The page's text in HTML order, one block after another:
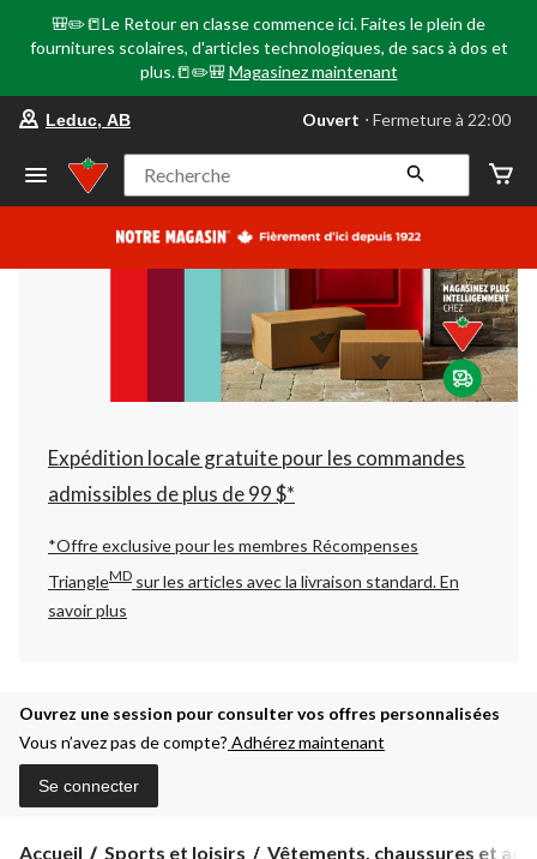
🎒✏️📒Le Retour en classe commence ici. Faites le plein de
fournitures scolaires, d'articles technologiques, de sacs à dos et
plus.📒✏️🎒 Magasinez maintenant
votre
préféré
Leduc,
AB,
courament
Fermeture
à
22:00
cliquer
pour
changer
Leduc, AB Ouvert ⋅ Fermeture à 22:00
Recherche
Expédition locale gratuite pour les commandes
admissibles de plus de 99 $*
*Offre exclusive pour les membres Récompenses
TriangleMD sur les articles avec la livraison standard.En
savoir plus
Ouvrez une session pour consulter vos offres personnalisées
Vous n’avez pas de compte? Adhérez maintenant
Se connecter
Accueil Sports et loisirs Vêtements, chaussures et